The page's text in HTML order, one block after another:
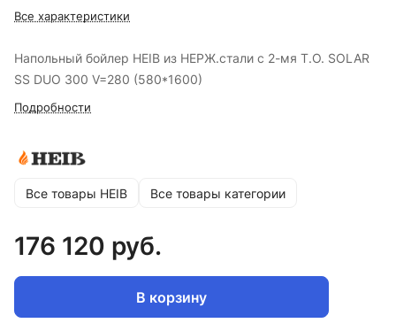
Все характеристики
Напольный бойлер HEIB из НЕРЖ.стали с 2-мя Т.О. SOLAR
SS DUO 300 V=280 (580*1600)
Подробности
Все товары HEIB Все товары категории
176 120 руб.
В корзину